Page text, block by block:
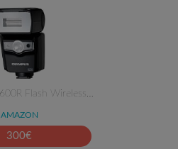
Flash Wireless…
AMAZON
300€